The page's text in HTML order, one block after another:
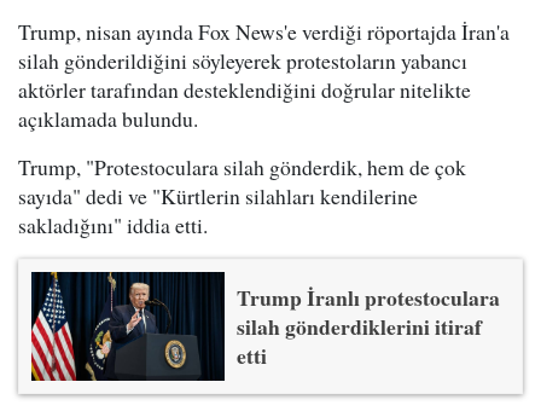
Trump, nisan ayında Fox News'e verdiği röportajda İran'a
silah gönderildiğini söyleyerek protestoların yabancı
aktörler tarafından desteklendiğini doğrular nitelikte
açıklamada bulundu.
Trump, "Protestoculara silah gönderdik, hem de çok
sayıda" dedi ve "Kürtlerin silahları kendilerine
sakladığını" iddia etti.
Trump İranlı protestoculara
silah gönderdiklerini itiraf
etti